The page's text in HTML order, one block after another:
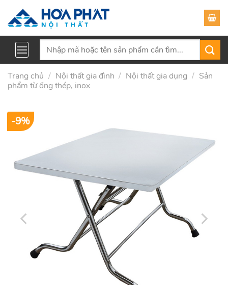
Tìm
Trang chủ / Nội thất gia đình / Nội thất gia dụng / Sản
phẩm từ ống thép, inox
-9%